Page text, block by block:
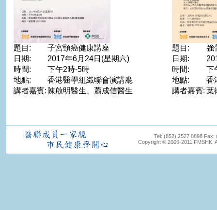
題目: 子宮頸癌健康講座 題目:
強
日期:
2017年6月24日(星期六) 日期:
時間:
下午2時-5時 時間:
下
地點:
香港醫學組織聯會演講廳 地點:
香
講者嘉賓: 陳啟明醫生、蕭成信醫生 講者嘉賓: 葉
Tel: (852) 2527 8898
Copyright © 2006-2011 FMSHK.